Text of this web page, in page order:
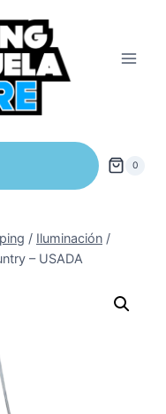
0
/ Iluminación /
– USADA